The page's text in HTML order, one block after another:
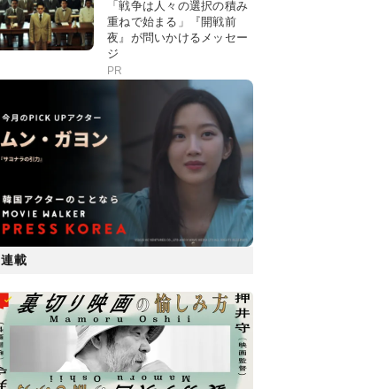
「戦争は人々の選択の積み
重ねで始まる」『開戦前
夜』が問いかけるメッセー
ジ
PR
連載